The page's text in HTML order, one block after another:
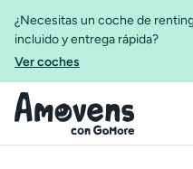
¿Necesitas un coche de
incluido y entrega rápida?
Ver coches